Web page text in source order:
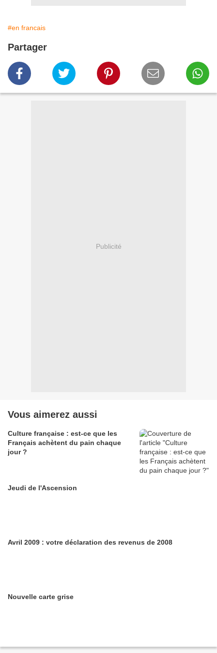
#en francais
Partager
Publicité
Vous aimerez aussi
Culture française : est-ce que les
Français achètent du pain chaque
jour ?
Jeudi de l'Ascension
Avril 2009 : votre déclaration des revenus de 2008
Nouvelle carte grise